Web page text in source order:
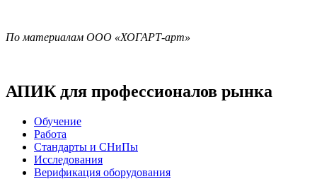
По материалам ООО «ХОГАРТ-арт»
АПИК для профессионалов рынка
Обучение
Работа
Стандарты и СНиПы
Исследования
Верификация оборудования